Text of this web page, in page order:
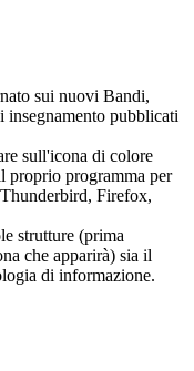
sui nuovi Bandi,
pubblicati
sull'icona di colore
proprio programma per
Firefox,
strutture (prima
che apparirà) sia il
di informazione.